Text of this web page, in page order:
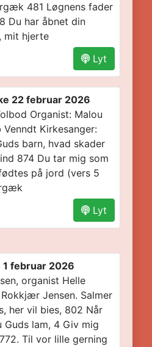
481 Løgnens fader
Du har åbnet din
mit hjerte
Lyt
22 februar 2026
Organist: Malou
Kirkesanger:
barn, hvad skader
874 Du tar mig som
på jord (vers 5
Lyt
1 februar 2026
organist Helle
Jensen. Salmer
her vil bies, 802 Når
lam, 4 Giv mig
Til vor lille gerning